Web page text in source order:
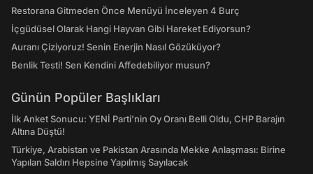
Restorana Gitmeden Önce Menüyü İnceleyen 4 Burç
İçgüdüsel Olarak Hangi Hayvan Gibi Hareket Ediyorsun?
Auranı Çiziyoruz! Senin Enerjin Nasıl Gözüküyor?
Benlik Testi! Sen Kendini Affedebiliyor musun?
Günün Popüler Başlıkları
İlk Anket Sonucu: YENİ Parti'nin Oy Oranı Belli Oldu, CHP Barajın
Altına Düştü!
Türkiye, Arabistan ve Pakistan Arasında Mekke Anlaşması: Birine
Yapılan Saldırı Hepsine Yapılmış Sayılacak